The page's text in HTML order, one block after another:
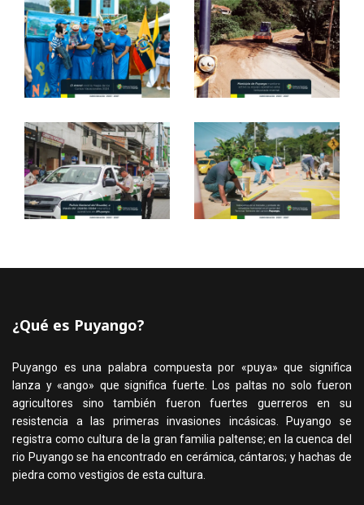
¿Qué es Puyango?
Puyango es una palabra compuesta por «puya» que significa
lanza y «ango» que significa fuerte. Los paltas no solo fueron
agricultores sino también fueron fuertes guerreros en su
resistencia a las primeras invasiones incásicas. Puyango se
registra como cultura de la gran familia paltense; en la cuenca del
rio Puyango se ha encontrado en cerámica, cántaros; y hachas de
piedra como vestigios de esta cultura.